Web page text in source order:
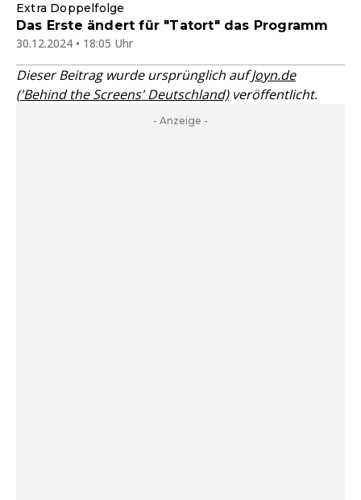
Extra Doppelfolge
Das Erste ändert für "Tatort" das Programm
30.12.2024 • 18:05 Uhr
Dieser Beitrag wurde ursprünglich aufJoyn.de
('Behind the Screens' Deutschland)veröffentlicht.
- Anzeige -